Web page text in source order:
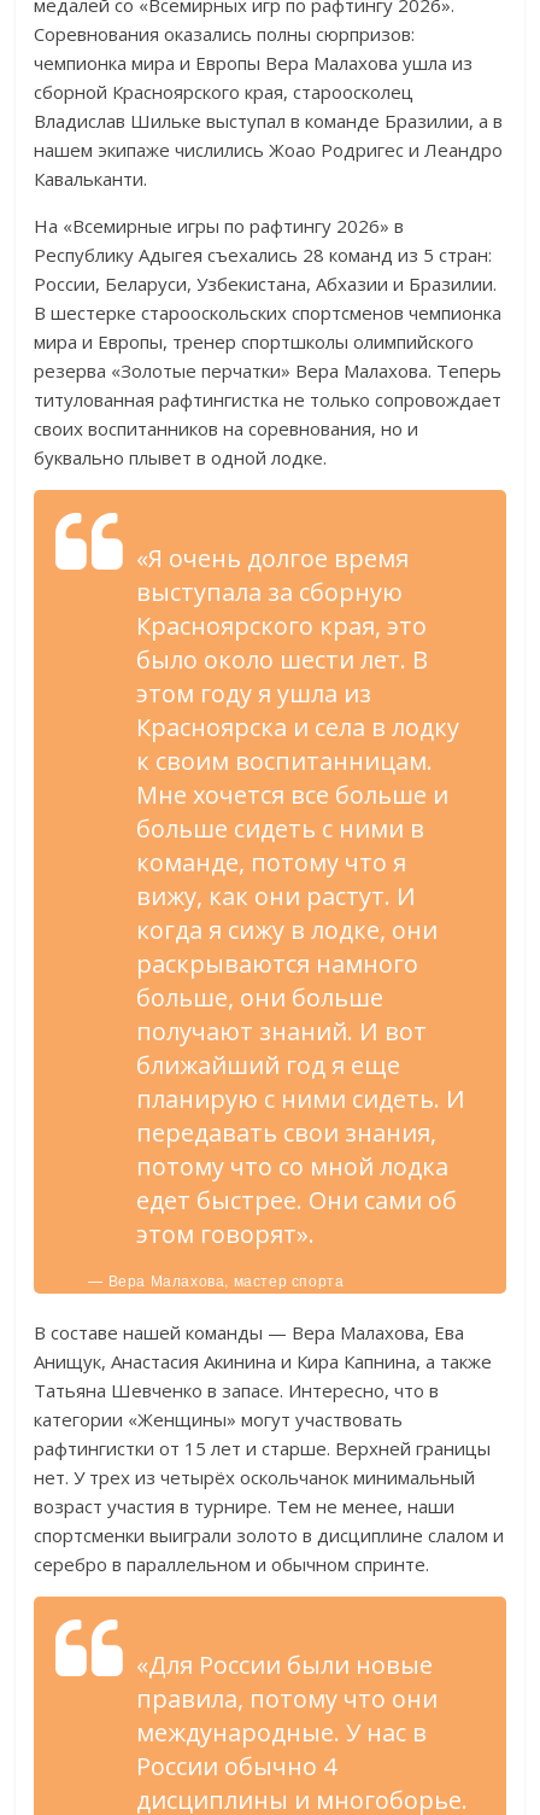
медалей со «Всемирных игр по рафтингу 2026».
Соревнования оказались полны сюрпризов:
чемпионка мира и Европы Вера Малахова ушла из
сборной Красноярского края, староосколец
Владислав Шильке выступал в команде Бразилии, а в
нашем экипаже числились Жоао Родригес и Леандро
Кавальканти.
На «Всемирные игры по рафтингу 2026» в
Республику Адыгея съехались 28 команд из 5 стран:
России, Беларуси, Узбекистана, Абхазии и Бразилии.
В шестерке старооскольских спортсменов чемпионка
мира и Европы, тренер спортшколы олимпийского
резерва «Золотые перчатки» Вера Малахова. Теперь
титулованная рафтингистка не только сопровождает
своих воспитанников на соревнования, но и
буквально плывет в одной лодке.
«Я очень долгое время
выступала за сборную
Красноярского края, это
было около шести лет. В
этом году я ушла из
Красноярска и села в лодку
к своим воспитанницам.
Мне хочется все больше и
больше сидеть с ними в
команде, потому что я
вижу, как они растут. И
когда я сижу в лодке, они
раскрываются намного
больше, они больше
получают знаний. И вот
ближайший год я еще
планирую с ними сидеть. И
передавать свои знания,
потому что со мной лодка
едет быстрее. Они сами об
этом говорят».
— Вера Малахова, мастер спорта
международного класса.
В составе нашей команды — Вера Малахова, Ева
Анищук, Анастасия Акинина и Кира Капнина, а также
Татьяна Шевченко в запасе. Интересно, что в
категории «Женщины» могут участвовать
рафтингистки от 15 лет и старше. Верхней границы
нет. У трех из четырёх оскольчанок минимальный
возраст участия в турнире. Тем не менее, наши
спортсменки выиграли золото в дисциплине слалом и
серебро в параллельном и обычном спринте.
«Для России были новые
правила, потому что они
международные. У нас в
России обычно 4
дисциплины и многоборье.